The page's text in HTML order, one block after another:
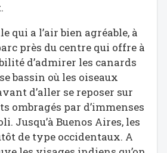
qui a l’air bien agréable, à
près du centre qui offre à
d’admirer les canards
bassin où les oiseaux
d’aller se reposer sur
ombragés par d’immenses
Jusqu’à Buenos Aires, les
de type occidentaux. A